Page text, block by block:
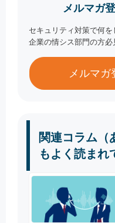
メルマガ
セキュリティ対策で何
企業の情シス部門の方必
メルマガ
関連コラム（
もよく読まれ